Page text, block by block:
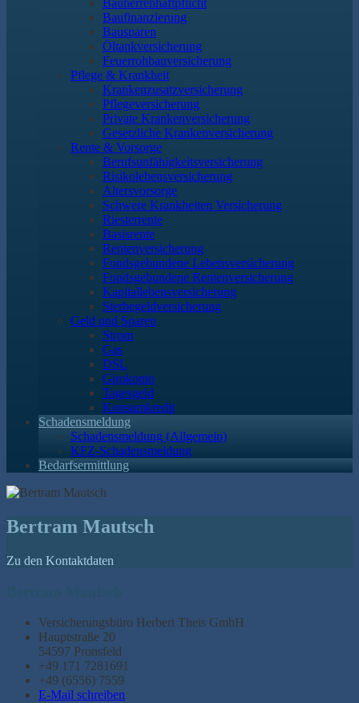
Bauherrenhaftpflicht
Baufinanzierung
Bausparen
Öltankversicherung
Feuerrohbauversicherung
Pflege & Krankheit
Krankenzusatzversicherung
Pflegeversicherung
Private Krankenversicherung
Gesetzliche Krankenversicherung
Rente & Vorsorge
Berufs­unfähigkeitsversicherung
Risikolebensversicherung
Altersvorsorge
Schwere Krankheiten Versicherung
Riesterrente
Basisrente
Rentenversicherung
Fondsgebundene Lebensversicherung
Fondsgebundene Rentenversicherung
Kapitallebensversicherung
Sterbegeldversicherung
Geld und Sparen
Strom
Gas
DSL
Girokonto
Tagesgeld
Konsumkredit
Schadensmeldung
Schadensmeldung (Allgemein)
KFZ-Schadensmeldung
Bedarfsermittlung
Bertram Mautsch
Zu den Kontaktdaten
Versicherungsbüro Herbert Theis GmbH
Hauptstraße 20
54597 Pronsfeld
+49 171 7281691
+49 (6556) 7559
E-Mail schreiben